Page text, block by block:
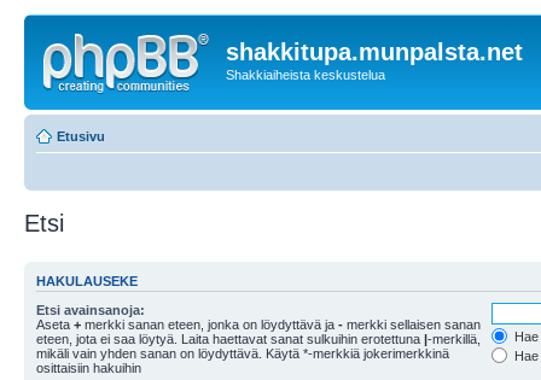
shakkitupa.munpalsta.net
Shakkiaiheista keskustelua
Etusivu
Etsi
HAKULAUSEKE
Etsi avainsanoja:
Aseta + merkki sanan eteen, jonka on löydyttävä ja - merkki sellaisen sanan
eteen, jota ei saa löytyä. Laita haettavat sanat sulkuihin erotettuna |-merkillä,
mikäli vain yhden sanan on löydyttävä. Käytä *-merkkiä jokerimerkkinä
osittaisiin hakuihin